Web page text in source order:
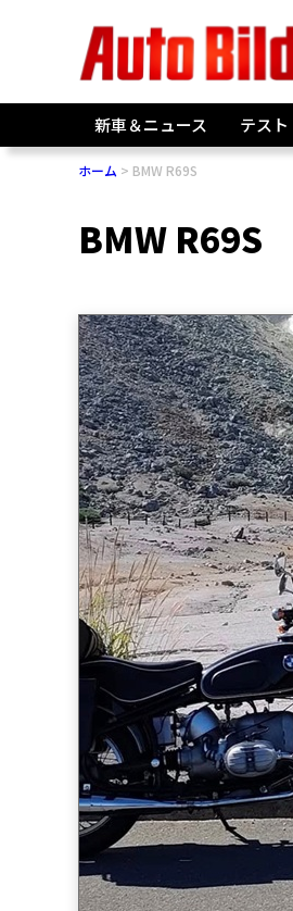
新車＆ニュース テスト
ホーム BMW R69S
BMW R69S